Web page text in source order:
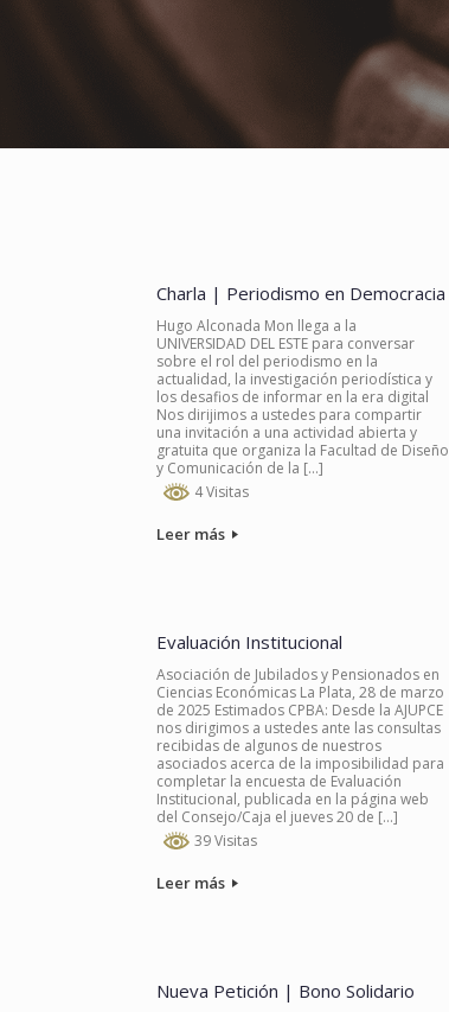
Charla | Periodismo en Democracia
Hugo Alconada Mon llega a la
UNIVERSIDAD DEL ESTE para conversar
sobre el rol del periodismo en la
actualidad, la investigación periodística y
los desafios de informar en la era digital
Nos dirijimos a ustedes para compartir
una invitación a una actividad abierta y
gratuita que organiza la Facultad de Diseño
y Comunicación de la […]
4 Visitas
Leer más
Evaluación Institucional
Asociación de Jubilados y Pensionados en
Ciencias Económicas La Plata, 28 de marzo
de 2025 Estimados CPBA: Desde la AJUPCE
nos dirigimos a ustedes ante las consultas
recibidas de algunos de nuestros
asociados acerca de la imposibilidad para
completar la encuesta de Evaluación
Institucional, publicada en la página web
del Consejo/Caja el jueves 20 de […]
39 Visitas
Leer más
Nueva Petición | Bono Solidario